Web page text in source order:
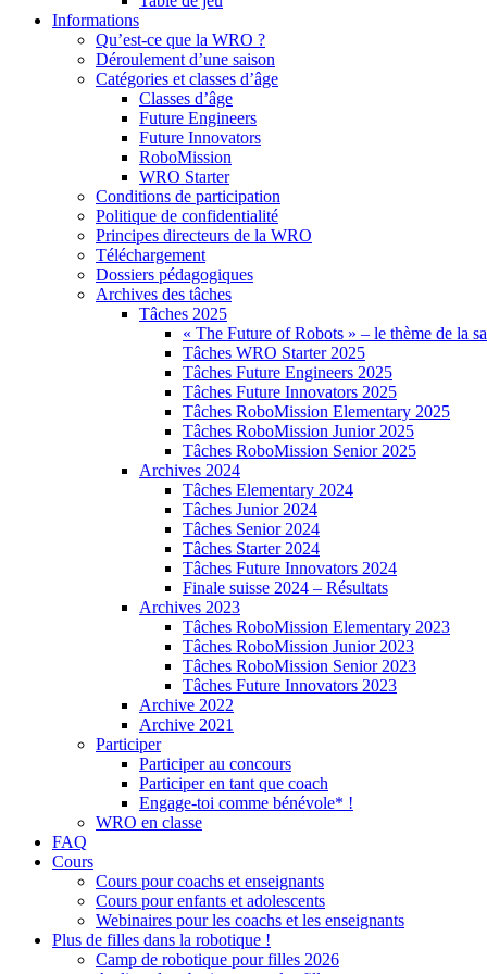
Informations
Qu’est-ce que la WRO ?
Déroulement d’une saison
Catégories et classes d’âge
Classes d’âge
Future Engineers
Future Innovators
RoboMission
WRO Starter
Conditions de participation
Politique de confidentialité
Principes directeurs de la WRO
Téléchargement
Dossiers pédagogiques
Archives des tâches
Tâches 2025
« The Future of Robots » – le thème de la
Tâches WRO Starter 2025
Tâches Future Engineers 2025
Tâches Future Innovators 2025
Tâches RoboMission Elementary 2025
Tâches RoboMission Junior 2025
Tâches RoboMission Senior 2025
Archives 2024
Tâches Elementary 2024
Tâches Junior 2024
Tâches Senior 2024
Tâches Starter 2024
Tâches Future Innovators 2024
Finale suisse 2024 – Résultats
Archives 2023
Tâches RoboMission Elementary 2023
Tâches RoboMission Junior 2023
Tâches RoboMission Senior 2023
Tâches Future Innovators 2023
Archive 2022
Archive 2021
Participer
Participer au concours
Participer en tant que coach
Engage-toi comme bénévole* !
WRO en classe
FAQ
Cours
Cours pour coachs et enseignants
Cours pour enfants et adolescents
Webinaires pour les coachs et les enseignants
Plus de filles dans la robotique !
Camp de robotique pour filles 2026